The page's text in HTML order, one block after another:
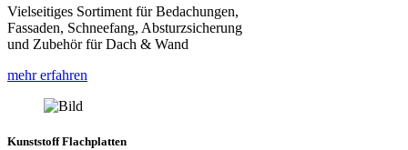
Vielseitiges Sortiment für Bedachungen,
Fassaden, Schneefang, Absturzsicherung
und Zubehör für Dach & Wand
mehr erfahren
Kunststoff Flachplatten